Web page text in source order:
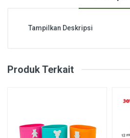
Tampilkan Deskripsi
Produk Terkait